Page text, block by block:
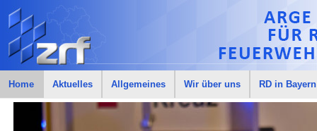
Home Aktuelles Allgemeines Wir über uns RD in Bayern